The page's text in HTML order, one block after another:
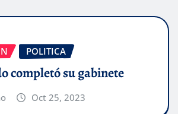
POLITICA
completó su gabinete
Oct 25, 2023